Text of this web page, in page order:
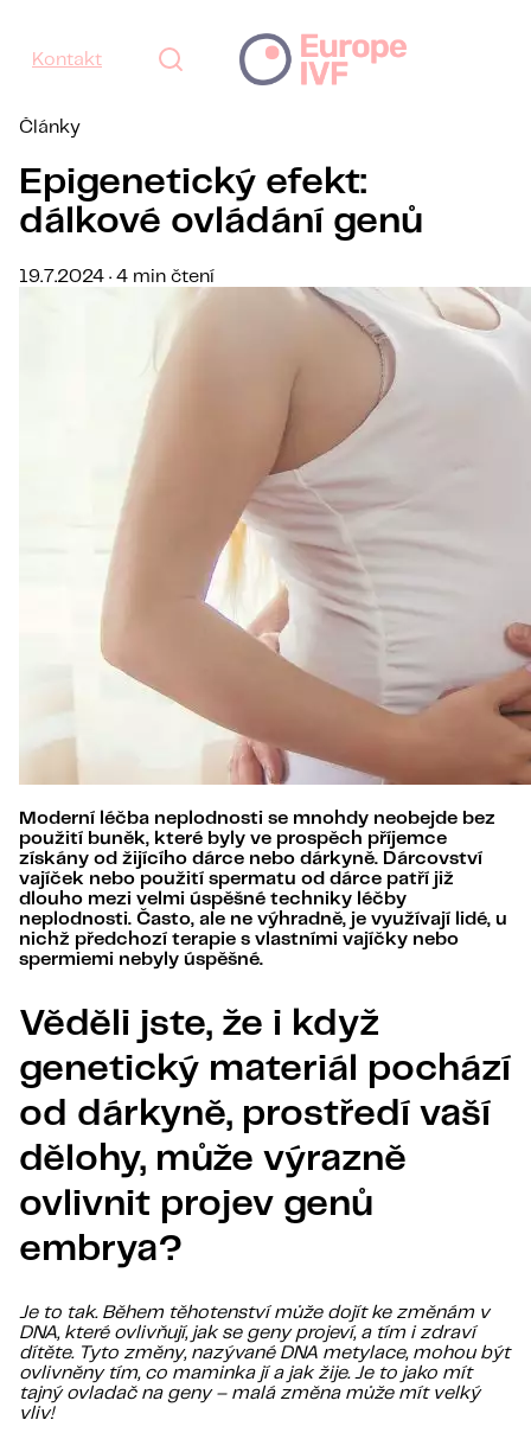
Kontakt
Články
Epigenetický efekt:
dálkové ovládání genů
19.7.2024 · 4 min čtení
Moderní léčba neplodnosti se mnohdy neobejde bez
použití buněk, které byly ve prospěch příjemce
získány od žijícího dárce nebo dárkyně. Dárcovství
vajíček nebo použití spermatu od dárce patří již
dlouho mezi velmi úspěšné techniky léčby
neplodnosti. Často, ale ne výhradně, je využívají lidé, u
nichž předchozí terapie s vlastními vajíčky nebo
spermiemi nebyly úspěšné.
Věděli jste, že i když
genetický materiál pochází
od dárkyně, prostředí vaší
dělohy, může výrazně
ovlivnit projev genů
embrya?
Je to tak. Během těhotenství může dojít ke změnám v
DNA, které ovlivňují, jak se geny projeví, a tím i zdraví
dítěte. Tyto změny, nazývané DNA metylace, mohou být
ovlivněny tím, co maminka jí a jak žije. Je to jako mít
tajný ovladač na geny – malá změna může mít velký
vliv!